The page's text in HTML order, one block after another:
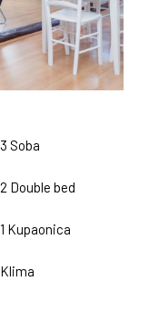
3 Soba
2 Double bed
1 Kupaonica
Klima